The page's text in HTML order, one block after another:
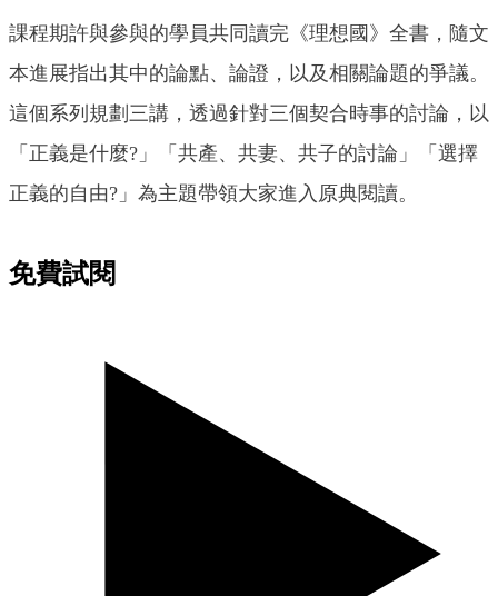
課程期許與參與的學員共同讀完《理想國》全書，隨文
本進展指出其中的論點、論證，以及相關論題的爭議。
這個系列規劃三講，透過針對三個契合時事的討論，以
「正義是什麼?」「共產、共妻、共子的討論」「選擇
正義的自由?」為主題帶領大家進入原典閱讀。
免費試閱